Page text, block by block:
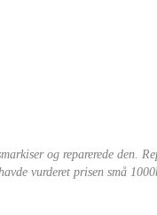
og reparerede den.
vurderet prisen små